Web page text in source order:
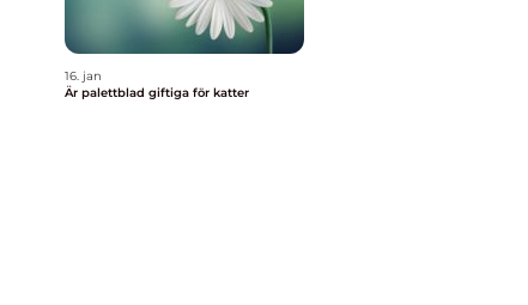
16. jan
Är palettblad giftiga för katter